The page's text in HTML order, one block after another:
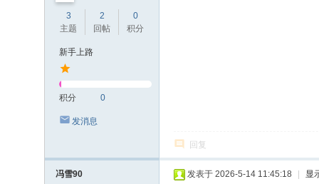
3
主题
2
回帖
0
积分
新手上路
积分 0
发消息
回复
冯雪90 发表于 2026-5-14 11:45:18 显